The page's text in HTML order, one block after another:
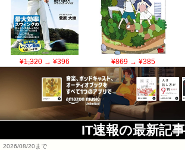
¥1,320→ ¥396 ¥869→ ¥385
IT速報の最新記事
2026/08/20まで